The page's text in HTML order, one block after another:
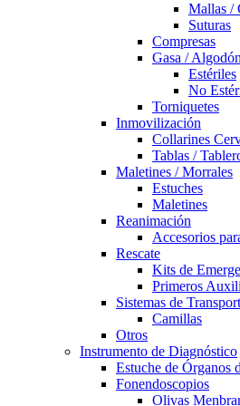
Mallas /
Suturas
Compresas
Gasa / Algodón
Estériles
No
Torniquetes
Inmovilización
Collarines
Tablas /
Maletines / Morrales
Estuches
Maletines
Reanimación
Accesorios
Rescate
Kits de
Primeros
Sistemas de
Camillas
Otros
Instrumento de Diagnóstico
Estuche de Órganos
Fonendoscopios
Olivas